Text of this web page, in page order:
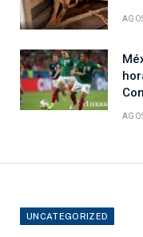
UNCATEGORIZED